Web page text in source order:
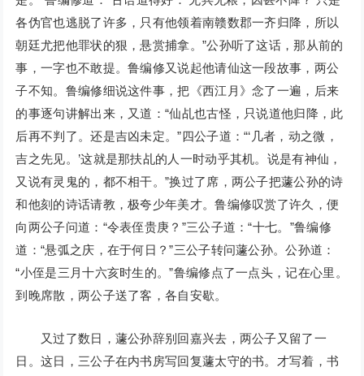
各伪官也逃脱了许多，只有他领着南赣数郡一齐归降，所以
朝廷尤把他罪状的狠，悬赏捕拿。”公孙听了这话，那从前的
事，一字也不敢提。鲁编修又说起他请仙这一段故事，两公
子不知。鲁编修细说这件事，把《西江月》念了一遍，后来
的事逐句讲解出来，又道：“仙乩也古怪，只说道他归降，此
后再不判了。还是吉凶未定。”四公子道：“‘几者，动之微，
吉之先见。’这就是那扶乩的人一时动乎其机。说是有神仙，
又说有灵鬼的，都不相干。”换过了席，两公子把蘧公孙的诗
和他刻的诗话请教，极夸少年美才。鲁编修叹赏了许久，便
向两公子问道：“令表侄贵庚？”三公子道：“十七。”鲁编修
道：“悬弧之庆，在于何日？”三公子转问蘧公孙。公孙道：
“小侄是三月十六亥时生的。”鲁编修点了一点头，记在心里。
到晚席散，两公子送了客，各自安歇。
又过了数日，蘧公孙辞别回嘉兴去，两公子又留了一
日。这日，三公子在内书房写回复蘧太守的书。才写着，书